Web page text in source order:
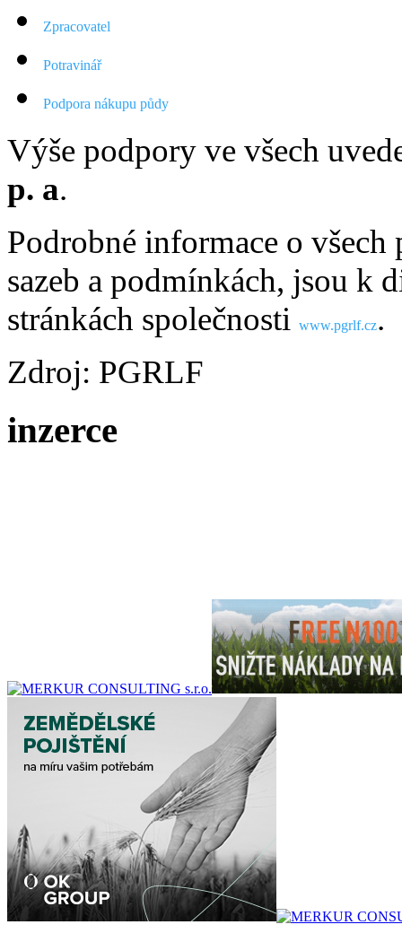
Zpracovatel
Potravinář
Podpora nákupu půdy
Výše podpory ve všech
p. a.
Podrobné informace o
sazeb a podmínkách, jsou k
stránkách společnosti
www.pgrlf.cz.
Zdroj: PGRLF
inzerce